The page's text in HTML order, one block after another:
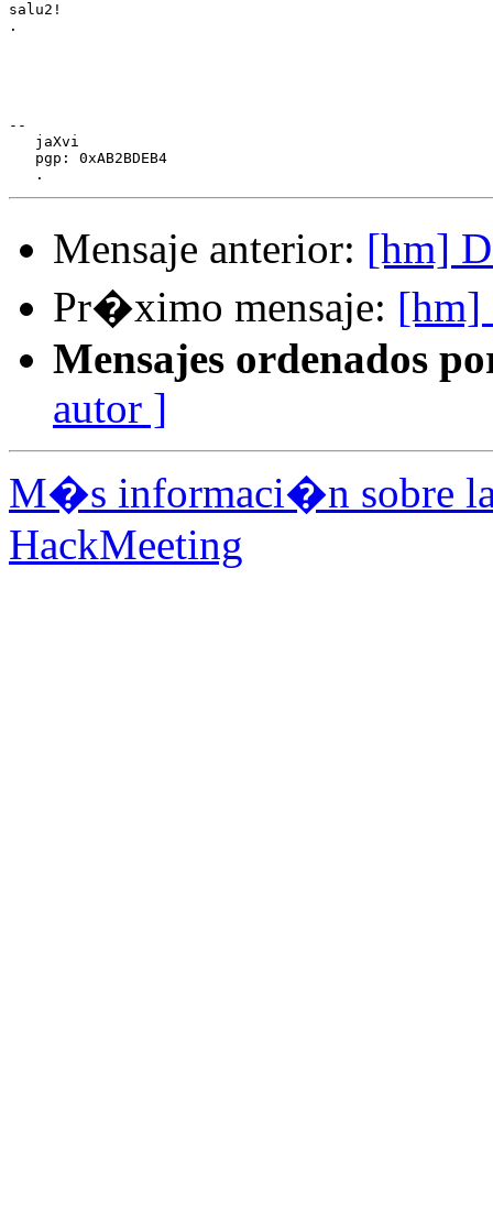
salu2!
.
--
   jaXvi
   pgp: 0xAB2BDEB4
Mensaje anterior: [hm]
Pr�ximo mensaje: [hm]
Mensajes ordenados
autor ]
M�s informaci�n sobre
HackMeeting